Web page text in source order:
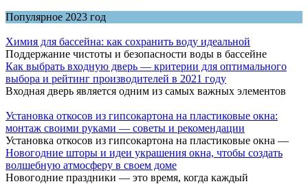
Популярное 2023 год
Химия для бассейна: как сохранить воду идеальной
Поддержание чистоты и безопасности воды в бассейне
Как выбрать входную дверь — критерии для оптимального
выбора и рейтинг производителей в 2021 году
Входная дверь является одним из самых важных элементов
Установка откосов из гипсокартона на пластиковые окна:
монтаж своими руками — советы и рекомендации
Установка откосов из гипсокартона на пластиковые окна —
Новогодние шторы и идеи украшения окна, чтобы создать
волшебную атмосферу в своем доме
Новогодние праздники — это время, когда каждый